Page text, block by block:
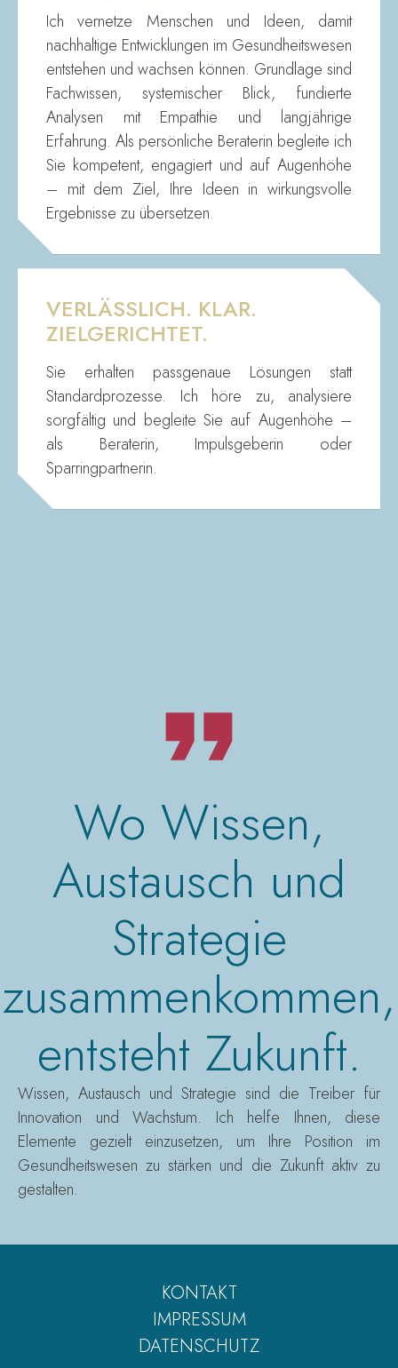
Ich vernetze Menschen und Ideen, damit
nachhaltige Entwicklungen im Gesundheitswesen
entstehen und wachsen können. Grundlage sind
Fachwissen, systemischer Blick, fundierte
Analysen mit Empathie und langjährige
Erfahrung. Als persönliche Beraterin begleite ich
Sie kompetent, engagiert und auf Augenhöhe
– mit dem Ziel, Ihre Ideen in wirkungsvolle
Ergebnisse zu übersetzen.
VERLÄSSLICH. KLAR.
ZIELGERICHTET.
Sie erhalten passgenaue Lösungen statt
Standardprozesse. Ich höre zu, analysiere
sorgfältig und begleite Sie auf Augenhöhe –
als Beraterin, Impulsgeberin oder
Sparringpartnerin.
Wo Wissen,
Austausch und
Strategie
zusammenkommen,
entsteht Zukunft.
Wissen, Austausch und Strategie sind die Treiber für
Innovation und Wachstum. Ich helfe Ihnen, diese
Elemente gezielt einzusetzen, um Ihre Position im
Gesundheitswesen zu stärken und die Zukunft aktiv zu
gestalten.
KONTAKT
IMPRESSUM
DATENSCHUTZ